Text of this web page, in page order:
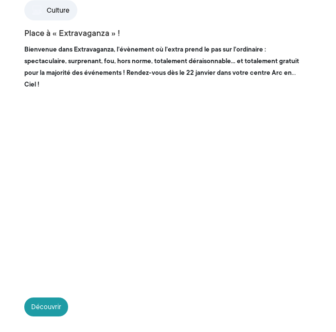
Culture
Place à « Extravaganza » !
Bienvenue dans Extravaganza, l’évènement où l’extra prend le pas sur l’ordinaire :
spectaculaire, surprenant, fou, hors norme, totalement déraisonnable… et totalement gratuit
pour la majorité des événements ! Rendez-vous dès le 22 janvier dans votre centre Arc en
Ciel !
DécouvrirPlace à « Extravaganza » !